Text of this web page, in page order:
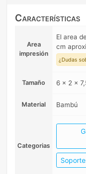
Características
Area
impresión
El area
cm
¿Dudas
Tamaño 6 x 2 x
Material Bambú
Categorias